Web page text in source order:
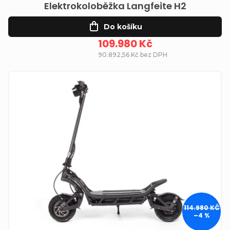
Elektrokoloběžka Langfeite H2
90.892,56 Kč bez DPH
109.980 Kč
Do košíku
114.980 KČ
–4 %